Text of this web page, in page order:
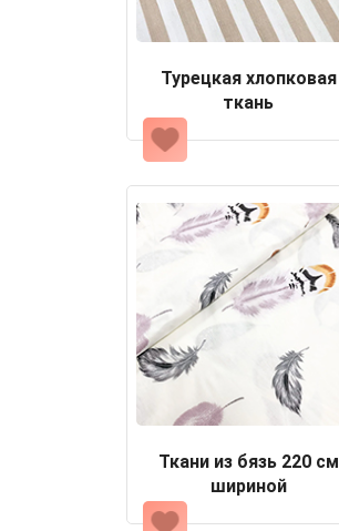
Турецкая хлопковая
ткань
Ткани из бязь 220 см
шириной